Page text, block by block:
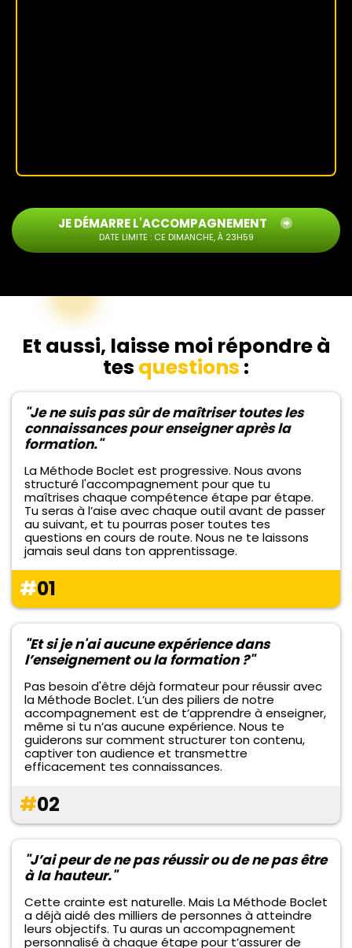
JE DÉMARRE L'ACCOMPAGNEMENT
DATE LIMITE : CE DIMANCHE, À 23H59
Et aussi, laisse moi répondre à
tes questions:
"Je ne suis pas sûr de maîtriser toutes les
connaissances pour enseigner après la
formation."
La Méthode Boclet est progressive. Nous avons
structuré l'accompagnement pour que tu
maîtrises chaque compétence étape par étape.
Tu seras à l’aise avec chaque outil avant de passer
au suivant, et tu pourras poser toutes tes
questions en cours de route. Nous ne te laissons
jamais seul dans ton apprentissage.
#01
"Et si je n'ai aucune expérience dans
l’enseignement ou la formation ?"
Pas besoin d'être déjà formateur pour réussir avec
la Méthode Boclet. L’un des piliers de notre
accompagnement est de t’apprendre à enseigner,
même si tu n’as aucune expérience. Nous te
guiderons sur comment structurer ton contenu,
captiver ton audience et transmettre
efficacement tes connaissances.
#02
"J’ai peur de ne pas réussir ou de ne pas être
à la hauteur."
Cette crainte est naturelle. Mais La Méthode Boclet
a déjà aidé des milliers de personnes à atteindre
leurs objectifs. Tu auras un accompagnement
personnalisé à chaque étape pour t’assurer de